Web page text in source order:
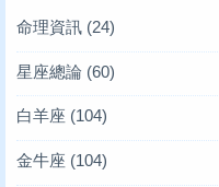
命理資訊 (24)
星座總論 (60)
白羊座 (104)
金牛座 (104)